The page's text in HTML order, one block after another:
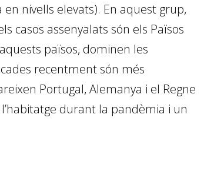
nivells elevats). En aquest grup,
casos assenyalats són els Països
països, dominen les
recentment són més
Portugal, Alemanya i el Regne
durant la pandèmia i un